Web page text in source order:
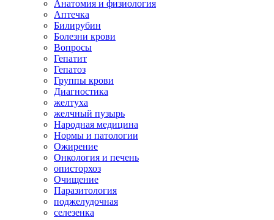
Анатомия и физиология
Аптечка
Билирубин
Болезни крови
Вопросы
Гепатит
Гепатоз
Группы крови
Диагностика
желтуха
желчный пузырь
Народная медицина
Нормы и патологии
Ожирение
Онкология и печень
описторхоз
Очищение
Паразитология
поджелудочная
селезенка